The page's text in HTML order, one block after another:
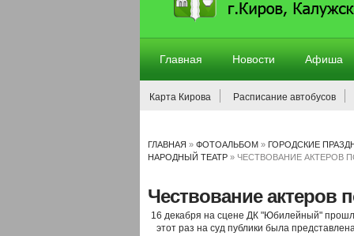
Главная Новости Афиша
Карта Кирова Расписание автобусов
ГЛАВНАЯ » ФОТОАЛЬБОМ » ГОРОДСКИЕ
НАРОДНЫЙ ТЕАТР » ЧЕСТВОВАНИЕ АКТЕРОВ
Чествование актеров
16 декабря на сцене ДК "Юбилейный"
этот раз на суд публики была